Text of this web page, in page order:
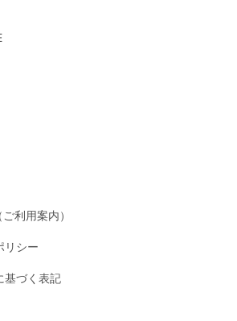
利用案内）
リシー
基づく表記